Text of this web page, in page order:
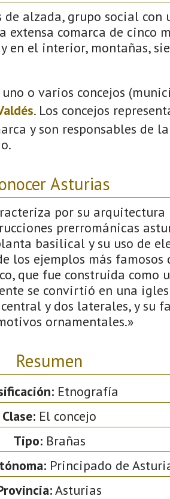
de alzada, grupo social
extensa comarca de cinco
en el interior, montañas,
o varios concejos
. Los concejos
y son responsables de
Asturias
por su arquitectura
prerrománicas
basilical y su uso de
los ejemplos más famosos
que fue construida como
se convirtió en una
y dos laterales, y su
ornamentales.»
Resumen
Etnografía
Clase:El concejo
Tipo:Brañas
Principado de
Asturias